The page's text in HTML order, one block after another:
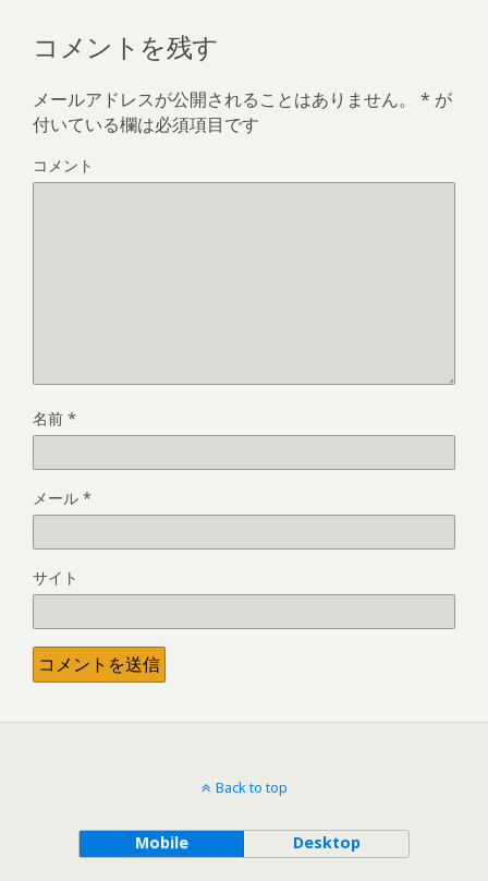
コメントを残す
メールアドレスが公開されることはありません。 * が
付いている欄は必須項目です
コメント
名前 *
メール *
サイト
Back to top
Mobile Desktop